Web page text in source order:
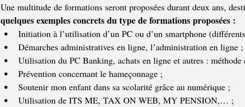
Une multitude de formations seront proposées durant deux ans,
quelques exemples concrets du type de formations proposées :
Initiation à l’utilisation d’un PC ou d’un smartphone
Démarches administratives en ligne, l’administration en ligne ;
Utilisation du PC Banking, achats en ligne et autres : méthode
Prévention concernant le hameçonnage ;
Soutenir mon enfant dans sa scolarité grâce au numérique ;
Utilisation de ITS ME, TAX ON WEB, MY PENSION,… ;